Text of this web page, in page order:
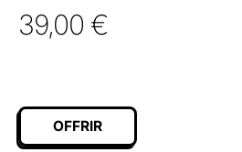
39,00 €
OFFRIR